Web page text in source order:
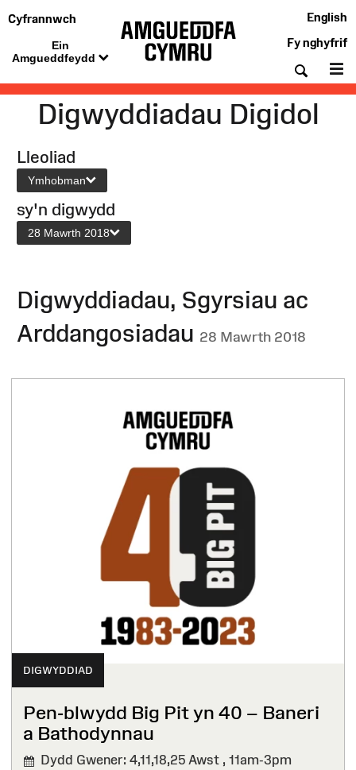
Cyfrannwch
Ein
Amgueddfeydd
English
Fy nghyfrif
Digwyddiadau Digidol
Lleoliad
Ymhobman
sy'n digwydd
28 Mawrth 2018
Digwyddiadau, Sgyrsiau ac
Arddangosiadau 28 Mawrth 2018
DIGWYDDIAD
Pen-blwydd Big Pit yn 40 – Baneri
a Bathodynnau⁠ ⁠
Dydd Gwener: 4,11,18,25 Awst , 11am-3pm